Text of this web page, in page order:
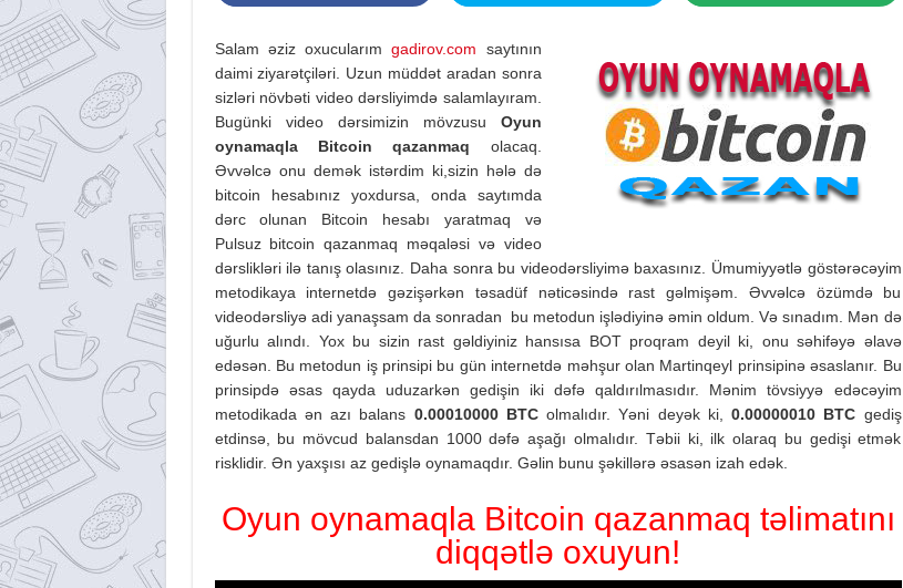
Salam əziz oxucularımgadirov.com saytının
daimi ziyarətçiləri. Uzun müddət aradan sonra
sizləri növbəti video dərsliyimdə salamlayıram.
Bugünki video dərsimizin mövzusu Oyun
oynamaqla Bitcoin qazanmaq olacaq.
Əvvəlcə onu demək istərdim ki,sizin hələ də
bitcoin hesabınız yoxdursa, onda saytımda
dərc olunan Bitcoin hesabı yaratmaq və
Pulsuz bitcoin qazanmaq məqaləsi və video
dərslikləri ilə tanış olasınız. Daha sonra bu videodərsliyimə baxasınız. Ümumiyyətlə göstərəcəyim
metodikaya internetdə gəzişərkən təsadüf nəticəsində rast gəlmişəm. Əvvəlcə özümdə bu
videodərsliyə adi yanaşsam da sonradan bu metodun işlədiyinə əmin oldum. Və sınadım. Mən də
uğurlu alındı. Yox bu sizin rast gəldiyiniz hansısa BOT proqram deyil ki, onu səhifəyə əlavə
edəsən. Bu metodun iş prinsipi bu gün internetdə məhşur olan Martinqeyl prinsipinə əsaslanır. Bu
prinsipdə əsas qayda uduzarkən gedişin iki dəfə qaldırılmasıdır. Mənim tövsiyyə edəcəyim
metodikada ən azı balans 0.00010000 BTColmalıdır. Yəni deyək ki, 0.00000010 BTC gediş
etdinsə, bu mövcud balansdan 1000 dəfə aşağı olmalıdır. Təbii ki, ilk olaraq bu gedişi etmək
risklidir. Ən yaxşısı az gedişlə oynamaqdır. Gəlin bunu şəkillərə əsasən izah edək.
Oyun oynamaqla Bitcoin qazanmaq təlimatını
diqqətlə oxuyun!